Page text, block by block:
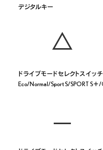
ドライブモードセレクトスイッチ